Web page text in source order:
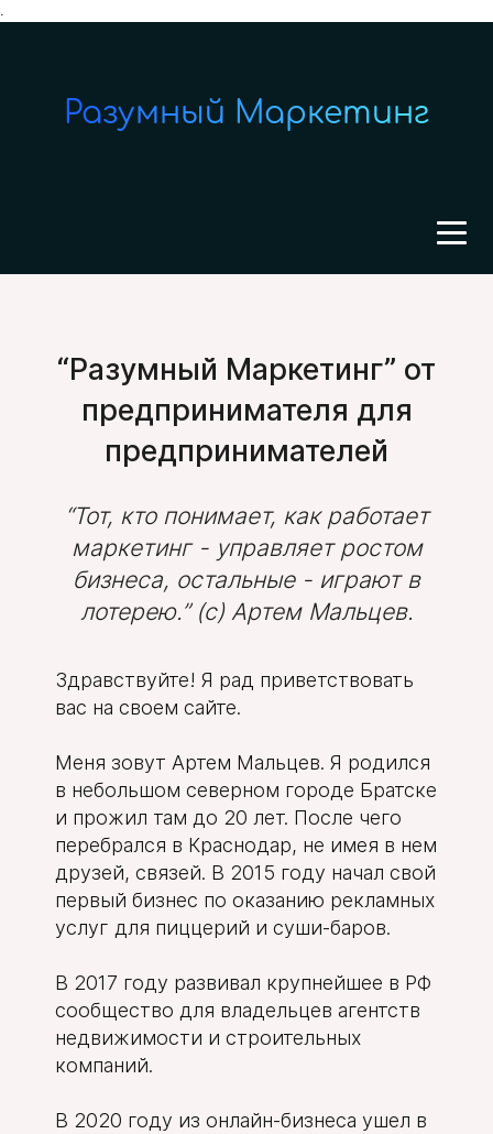
.
Разумный Маркетинг
“Разумный Маркетинг” от
предпринимателя для
предпринимателей
“Тот, кто понимает, как работает
маркетинг - управляет ростом
бизнеса, остальные - играют в
лотерею.” (с) Артем Мальцев.
Здравствуйте! Я рад приветствовать
вас на своем сайте.
Меня зовут Артем Мальцев. Я родился
в небольшом северном городе Братске
и прожил там до 20 лет. После чего
перебрался в Краснодар, не имея в нем
друзей, связей. В 2015 году начал свой
первый бизнес по оказанию рекламных
услуг для пиццерий и суши-баров.
В 2017 году развивал крупнейшее в РФ
сообщество для владельцев агентств
недвижимости и строительных
компаний.
В 2020 году из онлайн-бизнеса ушел в